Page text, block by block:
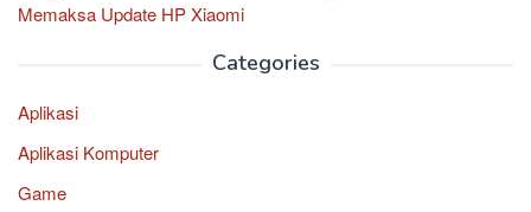
Memaksa Update HP Xiaomi
Categories
Aplikasi
Aplikasi Komputer
Game